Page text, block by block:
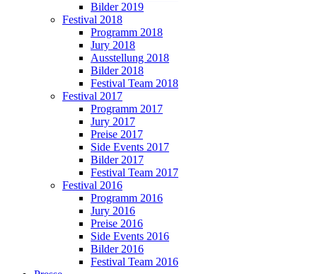
Bilder 2019
Festival 2018
Programm 2018
Jury 2018
Ausstellung 2018
Bilder 2018
Festival Team 2018
Festival 2017
Programm 2017
Jury 2017
Preise 2017
Side Events 2017
Bilder 2017
Festival Team 2017
Festival 2016
Programm 2016
Jury 2016
Preise 2016
Side Events 2016
Bilder 2016
Festival Team 2016